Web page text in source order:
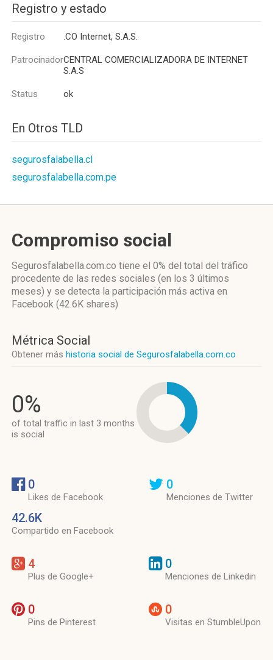
Registro y estado
Registro .CO Internet, S.A.S.
PatrocinadorCENTRAL COMERCIALIZADORA DE INTERNET
S.A.S
Status ok
En Otros TLD
segurosfalabella.cl
segurosfalabella.com.pe
Compromiso social
Segurosfalabella.com.co tiene el 0% del total del tráfico
procedente de las redes sociales (en los 3 últimos
meses) y se detecta la participación más activa en
Facebook (42.6K shares)
Métrica Social
Obtener más historia social de Segurosfalabella.com.co
0%
of total traffic in last 3 months
is social
0
Likes de Facebook
42.6K
Compartido en Facebook
0
Menciones de Twitter
4
Plus de Google+
0
Menciones de Linkedin
0
Pins de Pinterest
0
Visitas en StumbleUpon